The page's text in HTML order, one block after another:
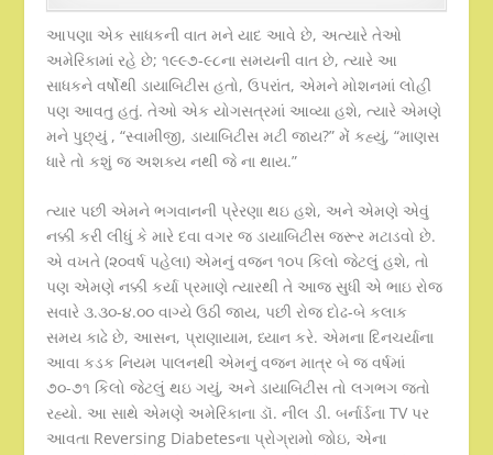
આપણા એક સાધકની વાત મને યાદ આવે છે, અત્યારે તેઓ
અમેરિકામાં રહે છે; ૧૯૯૭-૯૮ના સમયની વાત છે, ત્યારે આ
સાધકને વર્ષોથી ડાયાબિટીસ હતો, ઉપરાંત, એમને મોશનમાં લોહી
પણ આવતુ હતું. તેઓ એક યોગસત્રમાં આવ્યા હશે, ત્યારે એમણે
મને પુછ્યું , “સ્વામીજી, ડાયાબિટીસ મટી જાય?” મેં કહ્યું, “માણસ
ધારે તો કશું જ અશક્ય નથી જે ના થાય.”
ત્યાર પછી એમને ભગવાનની પ્રેરણા થઇ હશે, અને એમણે એવું
નક્કી કરી લીધું કે મારે દવા વગર જ ડાયાબિટીસ જરૂર મટાડવો છે.
એ વખતે (૨૦વર્ષ પહેલા) એમનું વજન ૧૦૫ કિલો જેટલું હશે, તો
પણ એમણે નક્કી કર્યા પ્રમાણે ત્યારથી તે આજ સુધી એ ભાઇ રોજ
સવારે ૩.૩૦-૪.૦૦ વાગ્યે ઉઠી જાય, પછી રોજ દોઢ-બે કલાક
સમય કાઢે છે, આસન, પ્રાણાયામ, ધ્યાન કરે. એમના દિનચર્યાના
આવા કડક નિયમ પાલનથી એમનું વજન માત્ર બે જ વર્ષમાં
૭૦-૭૧ કિલો જેટલું થઇ ગયું, અને ડાયાબિટીસ તો લગભગ જતો
રહ્યો. આ સાથે એમણે અમેરિકાના ડૉ. નીલ ડી. બર્નાર્ડના TV પર
આવતા Reversing Diabetesના પ્રોગ્રામો જોઇ, એના